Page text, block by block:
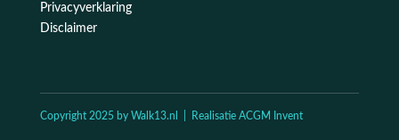
Privacyverklaring
Disclaimer
Copyright 2025 by Walk13.nl | Realisatie ACGM Invent